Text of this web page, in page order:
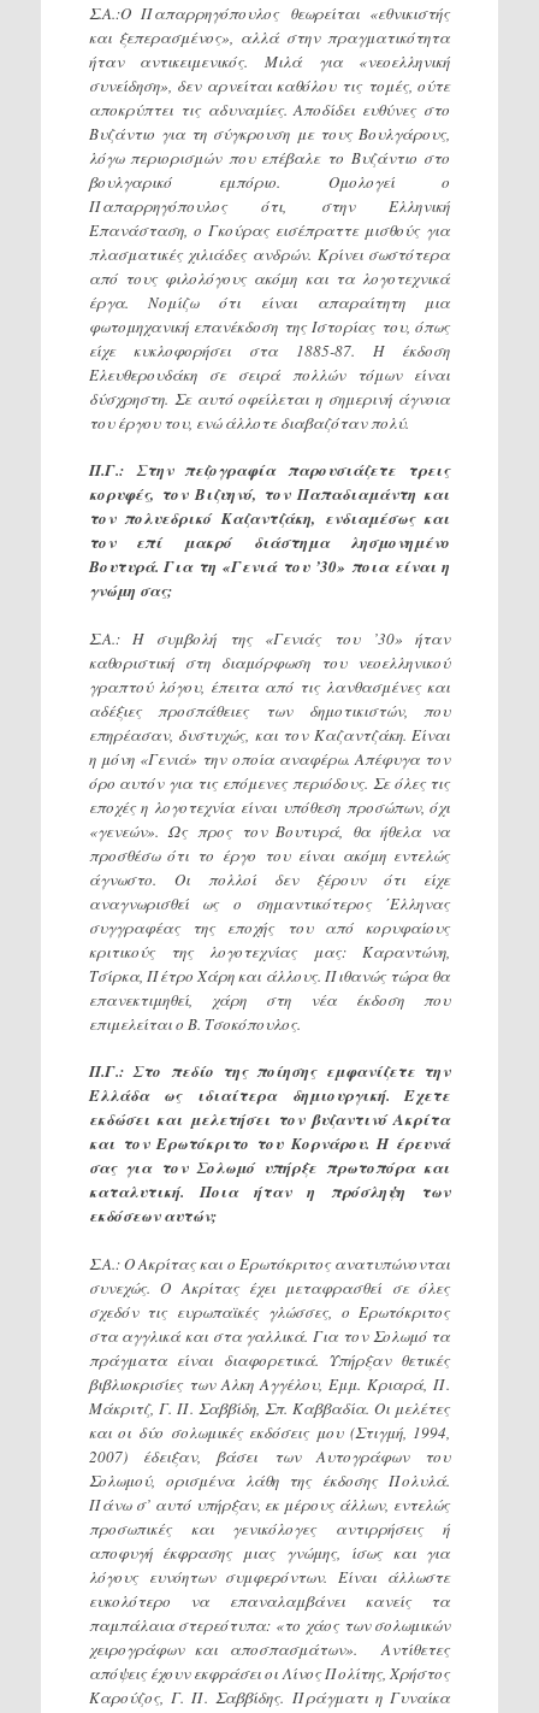
Σ.Α.:Ο Παπαρρηγόπουλος θεωρείται «εθνικιστής
και ξεπερασμένος», αλλά στην πραγματικότητα
ήταν αντικειμενικός. Μιλά για «νεοελληνική
συνείδηση», δεν αρνείται καθόλου τις τομές, ούτε
αποκρύπτει τις αδυναμίες. Αποδίδει ευθύνες στο
Βυζάντιο για τη σύγκρουση με τους Βουλγάρους,
λόγω περιορισμών που επέβαλε το Βυζάντιο στο
βουλγαρικό εμπόριο. Ομολογεί ο
Παπαρρηγόπουλος ότι, στην Ελληνική
Επανάσταση, ο Γκούρας εισέπραττε μισθούς για
πλασματικές χιλιάδες ανδρών. Κρίνει σωστότερα
από τους φιλολόγους ακόμη και τα λογοτεχνικά
έργα. Νομίζω ότι είναι απαραίτητη μια
φωτομηχανική επανέκδοση της Ιστορίας του, όπως
είχε κυκλοφορήσει στα 1885-87. Η έκδοση
Ελευθερουδάκη σε σειρά πολλών τόμων είναι
δύσχρηστη. Σε αυτό οφείλεται η σημερινή άγνοια
του έργου του, ενώ άλλοτε διαβαζόταν πολύ.
Π.Γ.: Στην πεζογραφία παρουσιάζετε τρεις
κορυφές, τον Βιζυηνό, τον Παπαδιαμάντη και
τον πολυεδρικό Καζαντζάκη, ενδιαμέσως και
τον επί μακρό διάστημα λησμονημένο
Βουτυρά. Για τη «Γενιά του ’30» ποια είναι η
γνώμη σας;
Σ.Α.: Η συμβολή της «Γενιάς του ’30» ήταν
καθοριστική στη διαμόρφωση του νεοελληνικού
γραπτού λόγου, έπειτα από τις λανθασμένες και
αδέξιες προσπάθειες των δημοτικιστών, που
επηρέασαν, δυστυχώς, και τον Καζαντζάκη. Είναι
η μόνη «Γενιά» την οποία αναφέρω. Απέφυγα τον
όρο αυτόν για τις επόμενες περιόδους. Σε όλες τις
εποχές η λογοτεχνία είναι υπόθεση προσώπων, όχι
«γενεών». Ως προς τον Βουτυρά, θα ήθελα να
προσθέσω ότι το έργο του είναι ακόμη εντελώς
άγνωστο. Οι πολλοί δεν ξέρουν ότι είχε
αναγνωρισθεί ως ο σημαντικότερος ΄Ελληνας
συγγραφέας της εποχής του από κορυφαίους
κριτικούς της λογοτεχνίας μας: Καραντώνη,
Τσίρκα, Πέτρο Χάρη και άλλους. Πιθανώς τώρα θα
επανεκτιμηθεί, χάρη στη νέα έκδοση που
επιμελείται ο Β. Τσοκόπουλος.
Π.Γ.: Στο πεδίο της ποίησης εμφανίζετε την
Ελλάδα ως ιδιαίτερα δημιουργική. Εχετε
εκδώσει και μελετήσει τον βυζαντινό Ακρίτα
και τον Ερωτόκριτο του Κορνάρου. Η έρευνά
σας για τον Σολωμό υπήρξε πρωτοπόρα και
καταλυτική. Ποια ήταν η πρόσληψη των
εκδόσεων αυτών;
Σ.Α.: Ο Ακρίτας και ο Ερωτόκριτος ανατυπώνονται
συνεχώς. Ο Ακρίτας έχει μεταφρασθεί σε όλες
σχεδόν τις ευρωπαϊκές γλώσσες, ο Ερωτόκριτος
στα αγγλικά και στα γαλλικά. Για τον Σολωμό τα
πράγματα είναι διαφορετικά. Υπήρξαν θετικές
βιβλιοκρισίες των Αλκη Αγγέλου, Εμμ. Κριαρά, Π.
Μάκριτζ, Γ. Π. Σαββίδη, Σπ. Καββαδία. Οι μελέτες
και οι δύο σολωμικές εκδόσεις μου (Στιγμή, 1994,
2007) έδειξαν, βάσει των Αυτογράφων του
Σολωμού, ορισμένα λάθη της έκδοσης Πολυλά.
Πάνω σ’ αυτό υπήρξαν, εκ μέρους άλλων, εντελώς
προσωπικές και γενικόλογες αντιρρήσεις ή
αποφυγή έκφρασης μιας γνώμης, ίσως και για
λόγους ευνόητων συμφερόντων. Είναι άλλωστε
ευκολότερο να επαναλαμβάνει κανείς τα
παμπάλαια στερεότυπα: «το χάος των σολωμικών
χειρογράφων και αποσπασμάτων». Αντίθετες
απόψεις έχουν εκφράσει οι Λίνος Πολίτης, Χρήστος
Καρούζος, Γ. Π. Σαββίδης. Πράγματι η Γυναίκα